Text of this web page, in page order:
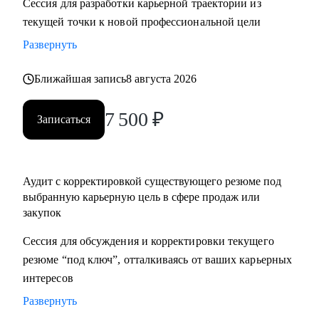
нетворкинг для построения карьеры на текущей позиции и
• Успешные смены работы моих менти: Авито, Mars,
Henkel, BIC, Royal Canin, Яндекс, Beiersdorf, Danone.
С чем помогу:
• Оценка текущего положения и совместный поиск разных
закупках, в том числе для перехода в другие сегменты
• Составление резюме или корректировка существующего
(это ваша история, поэтому лучше, если автор вы)
• Подготовка к собеседованию на разных этапах (рекрутер,
внутренний HR, нанимающий менеджер, руководитель
компании - разные подходы)
Сессия для разработки карьерной траектории из
текущей точки к новой профессиональной цели
Развернуть
Ближайшая запись8 августа 2026
Записаться 7 500 ₽
Аудит с корректировкой существующего резюме под
выбранную карьерную цель в сфере продаж или
закупок
Сессия для обсуждения и корректировки текущего
резюме “под ключ”, отталкиваясь от ваших карьерных
интересов
Развернуть